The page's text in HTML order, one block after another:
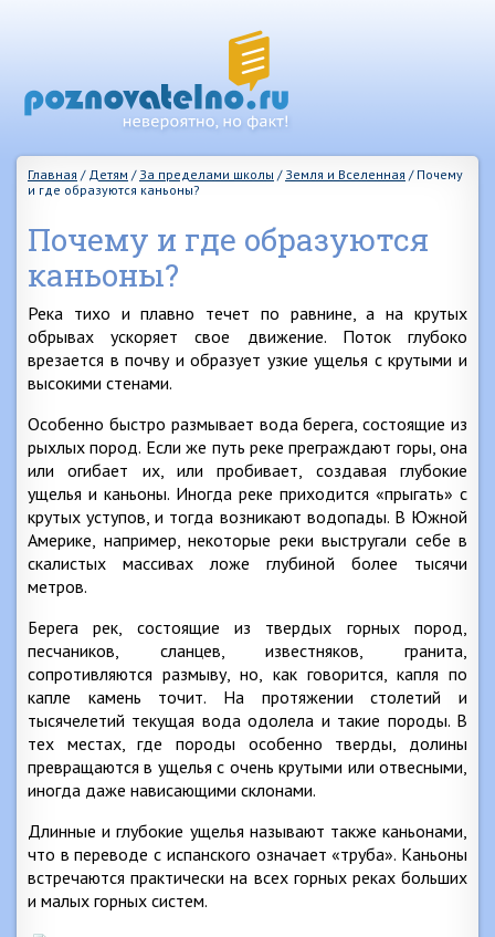
Главная / Детям / За пределами школы / Земля и Вселенная / Почему
и где образуются каньоны?
Почему и где образуются
каньоны?
Река тихо и плавно течет по равнине, а на крутых
обрывах ускоряет свое движение. Поток глубоко
врезается в почву и образует узкие ущелья с крутыми и
высокими стенами.
Особенно быстро размывает вода берега, состоящие из
рыхлых пород. Если же путь реке преграждают горы, она
или огибает их, или пробивает, создавая глубокие
ущелья и каньоны. Иногда реке приходится «прыгать» с
крутых уступов, и тогда возникают водопады. В Южной
Америке, например, некоторые реки выстругали себе в
скалистых массивах ложе глубиной более тысячи
метров.
Берега рек, состоящие из твердых горных пород,
песчаников, сланцев, известняков, гранита,
сопротивляются размыву, но, как говорится, капля по
капле камень точит. На протяжении столетий и
тысячелетий текущая вода одолела и такие породы. В
тех местах, где породы особенно тверды, долины
превращаются в ущелья с очень крутыми или отвесными,
иногда даже нависающими склонами.
Длинные и глубокие ущелья называют также каньонами,
что в переводе с испанского означает «труба». Каньоны
встречаются практически на всех горных реках больших
и малых горных систем.